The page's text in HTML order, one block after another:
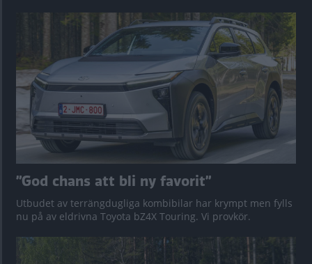
”God chans att bli ny favorit”
Utbudet av terrängdugliga kombibilar har krympt men fylls
nu på av eldrivna Toyota bZ4X Touring. Vi provkör.